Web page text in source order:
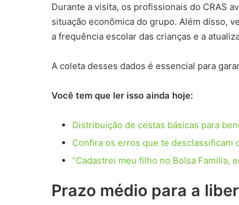
Durante a visita, os profissionais do CRAS
situação econômica do grupo. Além disso,
a frequência escolar das crianças e a
A coleta desses dados é essencial para
Você tem que ler isso ainda hoje:
Distribuição de cestas básicas para
Confira os erros que te desclassificam
“Cadastrei meu filho no Bolsa Família,
Prazo médio para a